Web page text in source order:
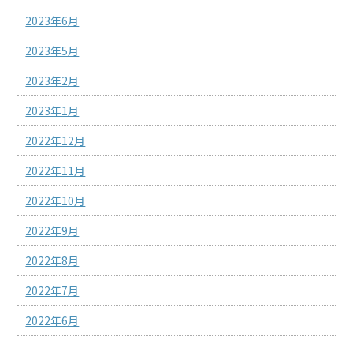
2023年6月
2023年5月
2023年2月
2023年1月
2022年12月
2022年11月
2022年10月
2022年9月
2022年8月
2022年7月
2022年6月